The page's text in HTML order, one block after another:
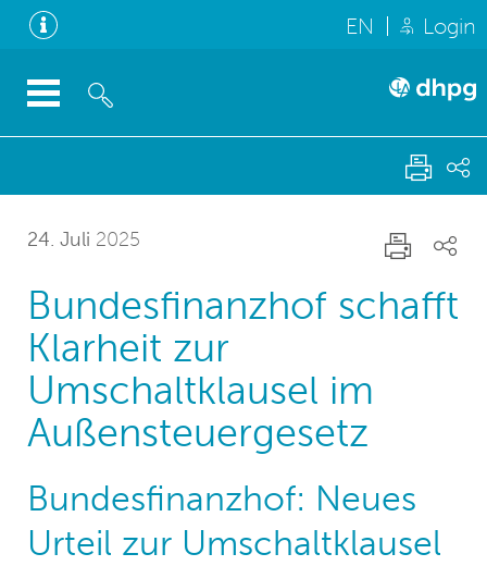
EN Login
24. Juli 2025
Bundesfinanzhof schafft
Klarheit zur
Umschaltklausel im
Außensteuergesetz
Bundesfinanzhof: Neues
Urteil zur Umschaltklausel